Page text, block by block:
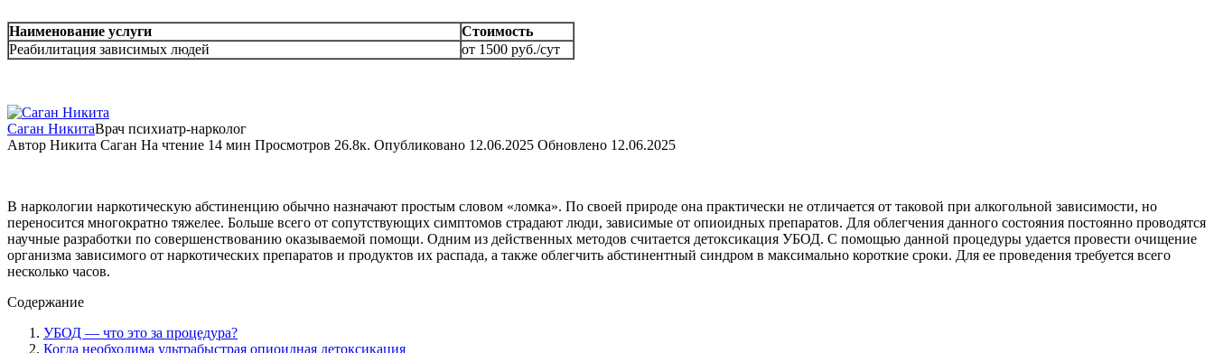
Наименование услуги
Стоимость
Реабилитация зависимых людей
от 1500 руб./сут
Саган НикитаВрач психиатр-нарколог
Автор Никита Саган На чтение 14 мин Просмотров 26.8к. Опубликовано 12.06.2025 Обновлено 12.06.2025
В наркологии наркотическую абстиненцию обычно назначают простым словом «ломка». По своей природе она практически не отличается от таковой при алкогольной зависимости, но
переносится многократно тяжелее. Больше всего от сопутствующих симптомов страдают люди, зависимые от опиоидных препаратов. Для облегчения данного состояния постоянно проводятся
научные разработки по совершенствованию оказываемой помощи. Одним из действенных методов считается детоксикация УБОД. С помощью данной процедуры удается провести очищение
организма зависимого от наркотических препаратов и продуктов их распада, а также облегчить абстинентный синдром в максимально короткие сроки. Для ее проведения требуется всего
несколько часов.
Содержание
УБОД — что это за процедура?
Когда необходима ультрабыстрая опиоидная детоксикация